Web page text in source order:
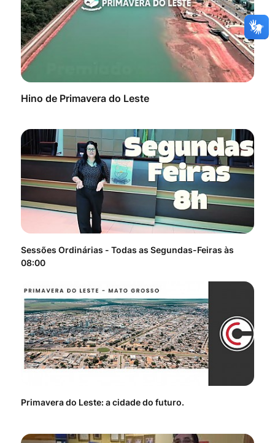
Hino de Primavera do Leste
Sessões Ordinárias - Todas as Segundas-Feiras às
08:00
Primavera do Leste: a cidade do futuro.